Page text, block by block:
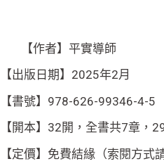
【作者】平實導師
【出版日期】2025年2月
【書號】978-626-99346-4-5
【開本】32開，全書共7章，
【定價】免費結緣（索閱方式